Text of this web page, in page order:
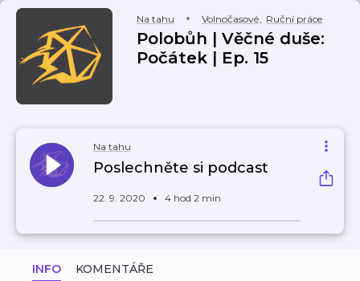
Na tahu Volnočasové, Ruční práce
Polobůh | Věčné duše:
Počátek | Ep. 15
Na tahu
Poslechněte si podcast
22. 9. 2020 4 hod 2 min
INFO KOMENTÁŘE